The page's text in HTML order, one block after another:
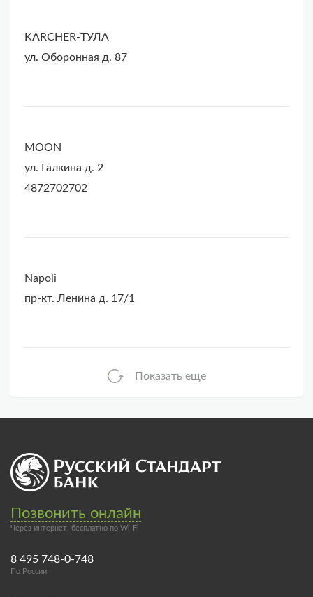
KARCHER-ТУЛА
ул. Оборонная д. 87
MOON
ул. Галкина д. 2
4872702702
Napoli
пр-кт. Ленина д. 17/1
Показать еще
Позвонить онлайн
Через интернет, бесплатно по Wi-Fi
8 495 748-0-748
По России